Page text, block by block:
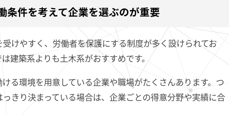
条件を考えて企業を選ぶのが重要
けやすく、労働者を保護にする制度が多く設けられてお
建築系よりも土木系がおすすめです。
る環境を用意している企業や職場がたくさんあります。つ
きり決まっている場合は、企業ごとの得意分野や実績に合